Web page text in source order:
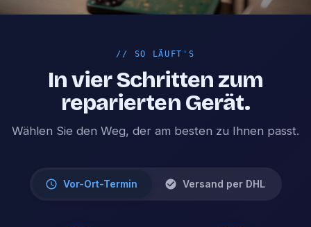
// SO LÄUFT'S
In vier Schritten zum
reparierten Gerät.
Wählen Sie den Weg, der am besten zu Ihnen passt.
Vor-Ort-Termin Versand per DHL